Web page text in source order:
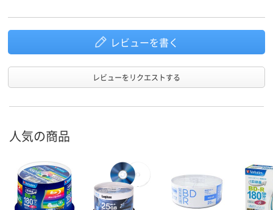
レビューを書く
レビューをリクエストする
人気の商品